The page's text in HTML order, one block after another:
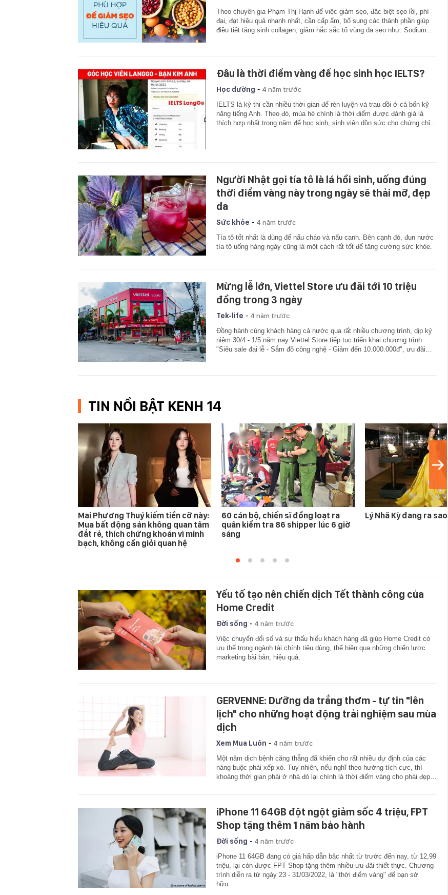
Theo chuyên gia Phạm Thị Hạnh để việc giảm sẹo, đặc biệt sẹo lồi, phì
đại, đạt hiệu quả nhanh nhất, cần cấp ẩm, bổ sung các thành phần giúp
điều tiết tăng sinh collagen, giảm hắc sắc tố vùng da sẹo như: Sodium…
Đâu là thời điểm vàng để học sinh học IELTS?
Học đường - 4 năm trước
IELTS là kỳ thi cần nhiều thời gian để rèn luyện và trau dồi ở cả bốn kỹ
năng tiếng Anh. Theo đó, mùa hè chính là thời điểm được đánh giá là
thích hợp nhất trong năm để học sinh, sinh viên dồn sức cho chứng chỉ…
Người Nhật gọi tía tô là lá hồi sinh, uống đúng
thời điểm vàng này trong ngày sẽ thải mỡ, đẹp
da
Sức khỏe - 4 năm trước
Tía tô tốt nhất là dùng để nấu cháo và nấu canh. Bên cạnh đó, đun nước
tía tô uống hàng ngày cũng là một cách rất tốt để tăng cường sức khỏe.
Mừng lễ lớn, Viettel Store ưu đãi tới 10 triệu
đồng trong 3 ngày
Tek-life - 4 năm trước
Đồng hành cùng khách hàng cả nước qua rất nhiều chương trình, dịp kỷ
niệm 30/4 - 1/5 năm nay Viettel Store tiếp tục triển khai chương trình
"Siêu sale đại lễ - Sắm đồ công nghệ - Giảm đến 10.000.000đ", ưu đãi…
TIN NỔI BẬT KENH 14
Mai Phương Thuý kiếm tiền cỡ này:
Mua bất động sản không quan tâm
đắt rẻ, thích chứng khoán vì minh
bạch, không cần giỏi quan hệ
60 cán bộ, chiến sĩ đồng loạt ra
quân kiểm tra 86 shipper lúc 6 giờ
sáng
Lý Nhã Kỳ đang ra sao?
Yếu tố tạo nên chiến dịch Tết thành công của
Home Credit
Đời sống - 4 năm trước
Việc chuyển đổi số và sự thấu hiểu khách hàng đã giúp Home Credit có
ưu thế trong ngành tài chính tiêu dùng, thể hiện qua những chiến lược
marketing bài bản, hiệu quả.
GERVENNE: Dưỡng da trắng thơm - tự tin "lên
lịch" cho những hoạt động trải nghiệm sau mùa
dịch
Xem Mua Luôn - 4 năm trước
Một năm dịch bệnh căng thẳng đã khiến cho rất nhiều dự định của các
nàng buộc phải xếp xó. Tuy nhiên, nếu nghĩ theo hướng tích cực, thì
khoảng thời gian phải ở nhà đó lại chính là thời điểm vàng cho phái đẹp…
iPhone 11 64GB đột ngột giảm sốc 4 triệu, FPT
Shop tặng thêm 1 năm bảo hành
Đời sống - 4 năm trước
iPhone 11 64GB đang có giá hấp dẫn bậc nhất từ trước đến nay, từ 12,99
triệu, lại còn được FPT Shop tặng thêm nhiều ưu đãi thiết thực. Chương
trình diễn ra từ ngày 23 - 31/03/2022, là "thời điểm vàng" để bạn sở
hữu…